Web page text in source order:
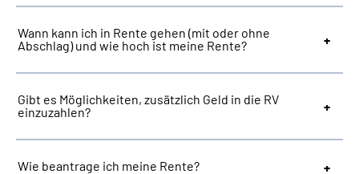
Inhalte in Gebärdensprache (DGS)
Leichte Sprache
Wann kann ich in Rente gehen (mit oder ohne
Abschlag) und wie hoch ist meine Rente?
Gibt es Möglichkeiten, zusätzlich Geld in die RV
einzuzahlen?
Wie beantrage ich meine Rente?